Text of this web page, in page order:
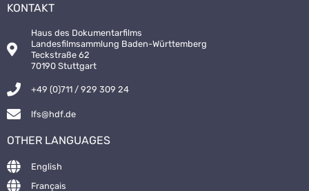
KONTAKT
Haus des Dokumentarfilms
Landesfilmsammlung Baden-Württemberg
Teckstraße 62
70190 Stuttgart
+49 (0)711 / 929 309 24
lfs@hdf.de
OTHER LANGUAGES
English
Français